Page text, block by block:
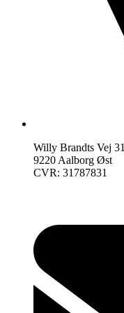
Willy Brandts Vej 31
9220 Aalborg Øst
CVR: 31787831